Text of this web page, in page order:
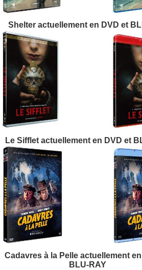
Shelter actuellement en DVD et
Le Sifflet actuellement en DVD et
Cadavres à la Pelle actuellement
BLU-RAY